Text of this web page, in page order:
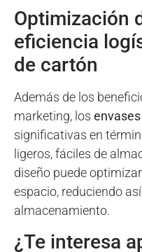
Optimización
eficiencia
de cartón
Además de los
marketing, los
significativas en
ligeros, fáciles de
diseño puede
espacio, reduciendo
almacenamiento.
¿Te interesa